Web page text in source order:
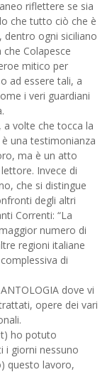
riflettere se sia
che tutto ciò che è
dentro ogni siciliano
Colapesce
mitico per
ad essere tali, a
i veri guardiani
a volte che tocca la
una testimonianza
ma è un atto
Invece di
che si distingue
degli altri
Correnti: “La
numero di
regioni italiane
di
dove vi
opere dei vari
ho potuto
i giorni nessuno
questo lavoro,